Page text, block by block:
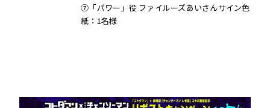
⑦「パワー」役 ファイルーズあいさんサイン色
紙：1名様